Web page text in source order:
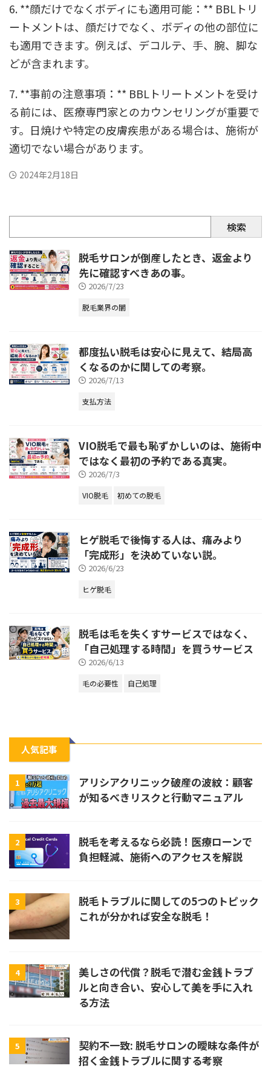
6. **顔だけでなくボディにも適用可能：** BBLトリ
ートメントは、顔だけでなく、ボディの他の部位に
も適用できます。例えば、デコルテ、手、腕、脚な
どが含まれます。
7. **事前の注意事項：** BBLトリートメントを受け
る前には、医療専門家とのカウンセリングが重要で
す。日焼けや特定の皮膚疾患がある場合は、施術が
適切でない場合があります。
2024年2月18日
検索
脱毛サロンが倒産したとき、返金より
先に確認すべきあの事。
2026/7/23
脱毛業界の闇
都度払い脱毛は安心に見えて、結局高
くなるのかに関しての考察。
2026/7/13
支払方法
VIO脱毛で最も恥ずかしいのは、施術中
ではなく最初の予約である真実。
2026/7/3
VIO脱毛 初めての脱毛
ヒゲ脱毛で後悔する人は、痛みより
「完成形」を決めていない説。
2026/6/23
ヒゲ脱毛
脱毛は毛を失くすサービスではなく、
「自己処理する時間」を買うサービス
2026/6/13
毛の必要性 自己処理
人気記事
1
アリシアクリニック破産の波紋：顧客
が知るべきリスクと行動マニュアル
2
脱毛を考えるなら必読！医療ローンで
負担軽減、施術へのアクセスを解説
3
脱毛トラブルに関しての5つのトピック
これが分かれば安全な脱毛！
4
美しさの代償？脱毛で潜む金銭トラブ
ルと向き合い、安心して美を手に入れ
る方法
5
契約不一致: 脱毛サロンの曖昧な条件が
招く金銭トラブルに関する考察